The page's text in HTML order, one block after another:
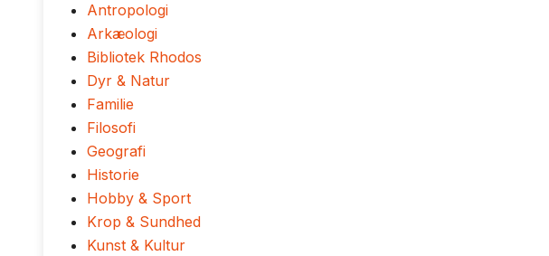
Antropologi
Arkæologi
Bibliotek Rhodos
Dyr & Natur
Familie
Filosofi
Geografi
Historie
Hobby & Sport
Krop & Sundhed
Kunst & Kultur